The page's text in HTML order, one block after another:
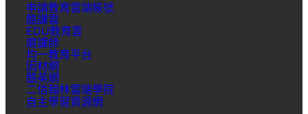
申請教育雲端帳號
酷課雲
EDU教育雲
磨課師
均一教育平台
因材網
酷英網
二信翰林雲端學院
自主學習資源網